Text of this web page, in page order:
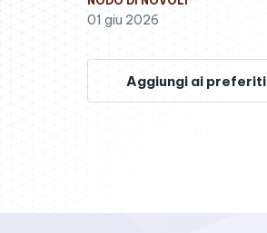
01 giu 2026
Aggiungi ai preferiti